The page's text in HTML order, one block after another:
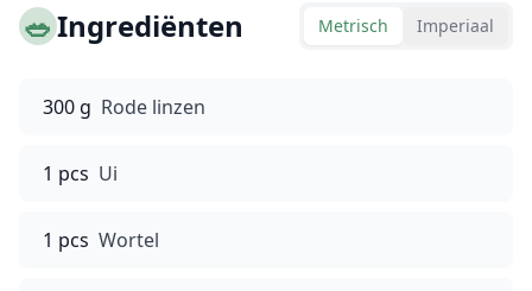
🥗Ingrediënten Metrisch Imperiaal
300 g Rode linzen
1 pcs Ui
1 pcs Wortel